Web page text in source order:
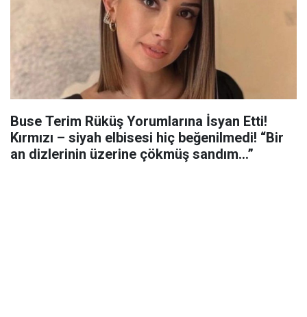
Buse Terim Rüküş Yorumlarına İsyan Etti!
Kırmızı – siyah elbisesi hiç beğenilmedi! “Bir
an dizlerinin üzerine çökmüş sandım…”